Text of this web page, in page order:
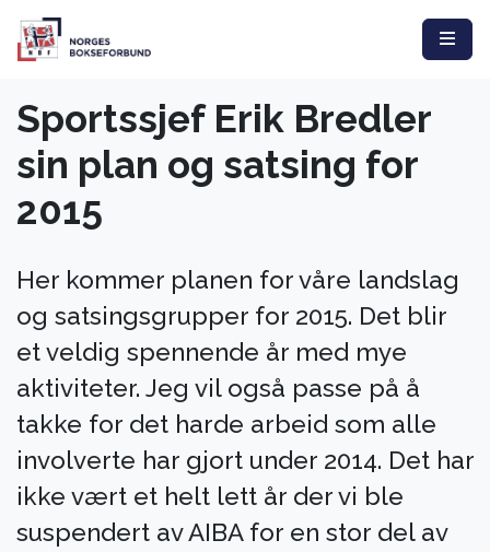
Sportssjef Erik Bredler
sin plan og satsing for
2015
Her kommer planen for våre landslag
og satsingsgrupper for 2015. Det blir
et veldig spennende år med mye
aktiviteter. Jeg vil også passe på å
takke for det harde arbeid som alle
involverte har gjort under 2014. Det har
ikke vært et helt lett år der vi ble
suspendert av AIBA for en stor del av